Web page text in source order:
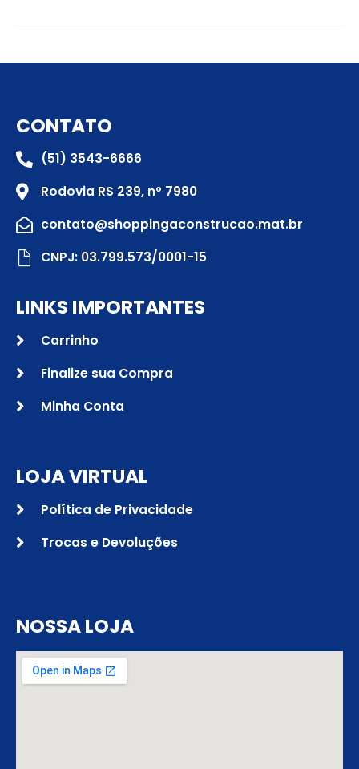
CONTATO
(51) 3543-6666
Rodovia RS 239, nº 7980
contato@shoppingaconstrucao.mat.br
CNPJ: 03.799.573/0001-15
LINKS IMPORTANTES
Carrinho
Finalize sua Compra
Minha Conta
LOJA VIRTUAL
Política de Privacidade
Trocas e Devoluções
NOSSA LOJA